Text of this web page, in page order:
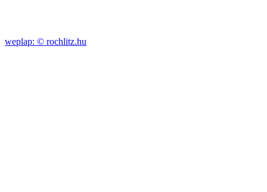
weplap: © rochlitz.hu